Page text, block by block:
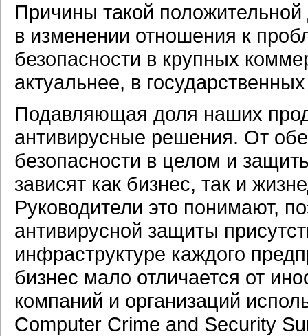
Причины такой положительной
в изменении отношения к
безопасности в крупных
актуальнее, в
Подавляющая доля наших
антивирусные решения. От
безопасности в целом и
зависят как бизнес, так и
Руководители это понимают,
антивирусной защиты
инфраструктуре каждого
бизнес мало отличается от
компаний и организаций
Computer Crime and Security